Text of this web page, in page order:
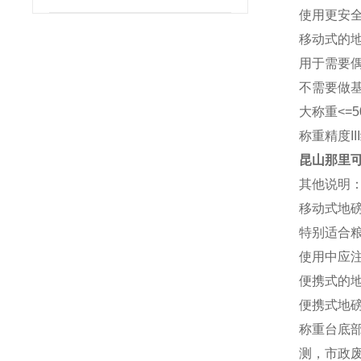
使用更安
移动式的
用于需要
不需要做
大称重
称重精
昆山那里
其他说明
移动式地
特别适合
使用中应
便携式的
便携式地
称重台底
测，市政